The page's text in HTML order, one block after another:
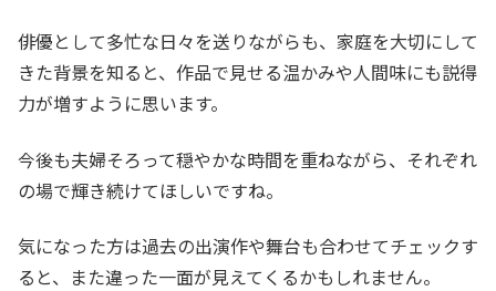
俳優として多忙な日々を送りながらも、家庭を大切にして
きた背景を知ると、作品で見せる温かみや人間味にも説得
力が増すように思います。
今後も夫婦そろって穏やかな時間を重ねながら、それぞれ
の場で輝き続けてほしいですね。
気になった方は過去の出演作や舞台も合わせてチェックす
ると、また違った一面が見えてくるかもしれません。